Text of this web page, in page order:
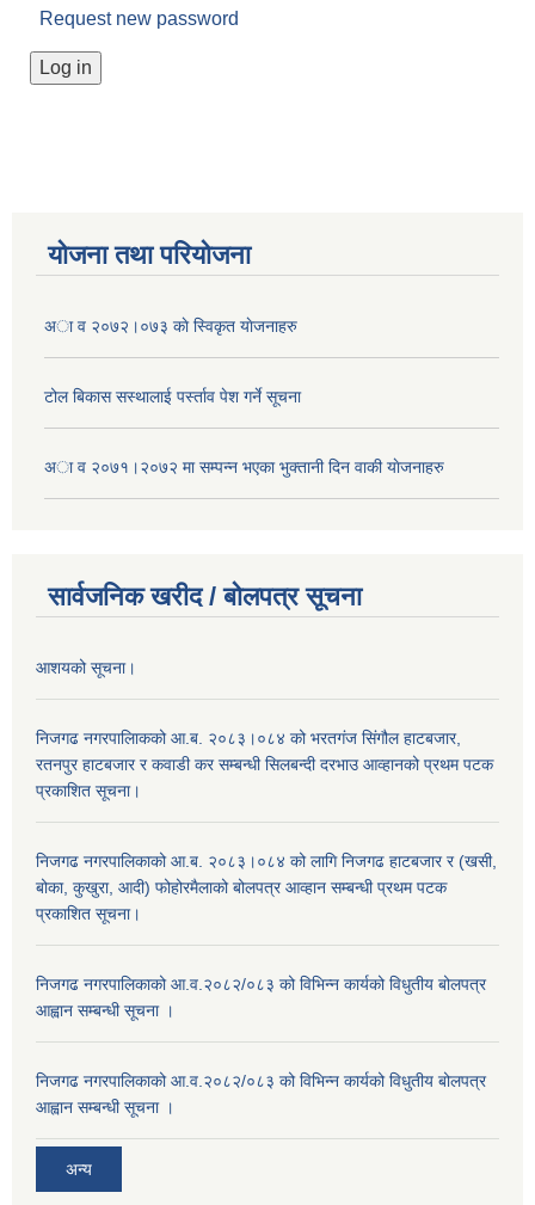
Request new password
योजना तथा परियोजना
अा व २०७२।०७३ काे स्विकृत याेजनाहरु
टोल बिकास स‌स्थालाई प‌र्स्ताव पेश गर्ने सूचना
अा‍ व २०७१।२०७२ मा सम्पन्न भएका भुक्तानी दिन वा‌की याेजनाहरु
सार्वजनिक खरीद / बोलपत्र सूचना
आशयको सूचना।
निजगढ नगरपालिाकको आ.ब. २०८३।०८४ को भरतगंज सिंगौल हाटबजार,
रतनपुर हाटबजार र कवाडी कर सम्बन्धी सिलबन्दी दरभाउ आव्हानको प्रथम पटक
प्रकाशित सूचना।
निजगढ नगरपालिकाको आ.ब. २०८३।०८४ को लागि निजगढ हाटबजार र (खसी,
बोका, कुखुरा, आदी) फोहोरमैलाको बोलपत्र आव्हान सम्बन्धी प्रथम पटक
प्रकाशित सूचना।
निजगढ नगरपालिकाको आ.व.२०८२/०८३ को विभिन्न कार्यको विधुतीय बोलपत्र
आह्वान सम्बन्धी सूचना ।
निजगढ नगरपालिकाको आ.व.२०८२/०८३ को विभिन्न कार्यको विधुतीय बोलपत्र
आह्वान सम्बन्धी सूचना ।
अन्य